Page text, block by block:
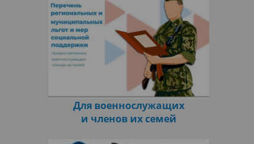
Для военнослужащих
и членов их семей